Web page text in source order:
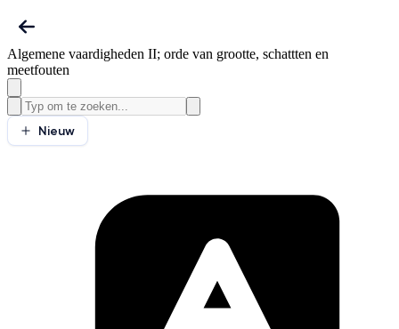
Algemene vaardigheden II; orde van grootte, schattten en
meetfouten
Nieuw